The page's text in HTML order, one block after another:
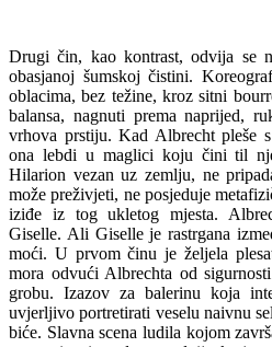
Drugi čin, kao kontrast, odvija se
obasjanoj šumskoj čistini.
oblacima, bez težine, kroz sitni
balansa, nagnuti prema naprijed,
vrhova prstiju. Kad Albrecht pleše
ona lebdi u maglici koju čini til
Hilarion vezan uz zemlju, ne
može preživjeti, ne posjeduje
iziđe iz tog ukletog mjesta.
Giselle. Ali Giselle je rastrgana
moći. U prvom činu je željela
mora odvući Albrechta od
grobu. Izazov za balerinu koja
uvjerljivo portretirati veselu naivnu
biće. Slavna scena ludila kojom